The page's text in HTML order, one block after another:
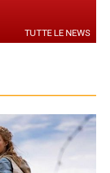
TUTTE LE NEWS